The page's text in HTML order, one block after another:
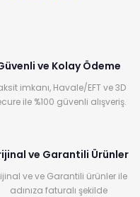
ve Kolay Ödeme
imkanı, Havale/EFT ve 3D
ile %100 güvenli alışveriş.
ve Garantili Ürünler
ve ve Garantili ürünler ile
adınıza faturalı şekilde